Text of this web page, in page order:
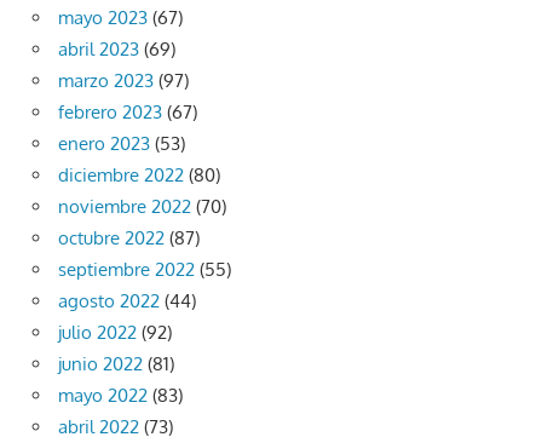
mayo 2023 (67)
abril 2023 (69)
marzo 2023 (97)
febrero 2023 (67)
enero 2023 (53)
diciembre 2022 (80)
noviembre 2022 (70)
octubre 2022 (87)
septiembre 2022 (55)
agosto 2022 (44)
julio 2022 (92)
junio 2022 (81)
mayo 2022 (83)
abril 2022 (73)